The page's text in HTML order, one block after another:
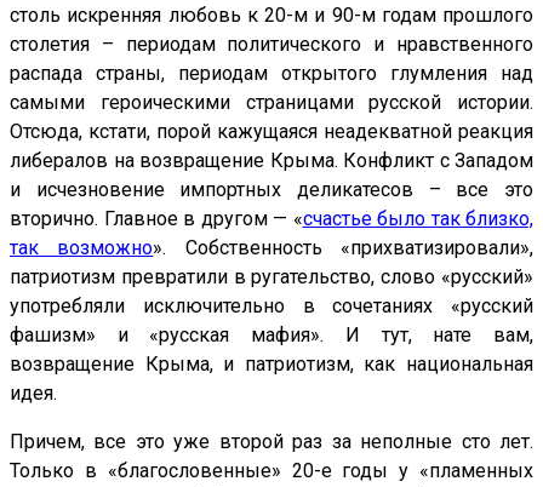
столь искренняя любовь к 20-м и 90-м годам прошлого
столетия – периодам политического и нравственного
распада страны, периодам открытого глумления над
самыми героическими страницами русской истории.
Отсюда, кстати, порой кажущаяся неадекватной реакция
либералов на возвращение Крыма. Конфликт с Западом
и исчезновение импортных деликатесов – все это
вторично. Главное в другом — «счастье было так близко,
так возможно». Собственность «прихватизировали»,
патриотизм превратили в ругательство, слово «русский»
употребляли исключительно в сочетаниях «русский
фашизм» и «русская мафия». И тут, нате вам,
возвращение Крыма, и патриотизм, как национальная
идея.
Причем, все это уже второй раз за неполные сто лет.
Только в «благословенные» 20-е годы у «пламенных